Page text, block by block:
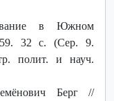
в Южном
32 с. (Сер. 9.
полит. и науч.
Берг //